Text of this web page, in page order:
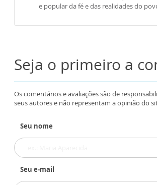
e popular da fé e das realidades do
Seja o primeiro a
Os comentários e avaliações são de
seus autores e não representam a opinião do
Seu nome
Seu e-mail